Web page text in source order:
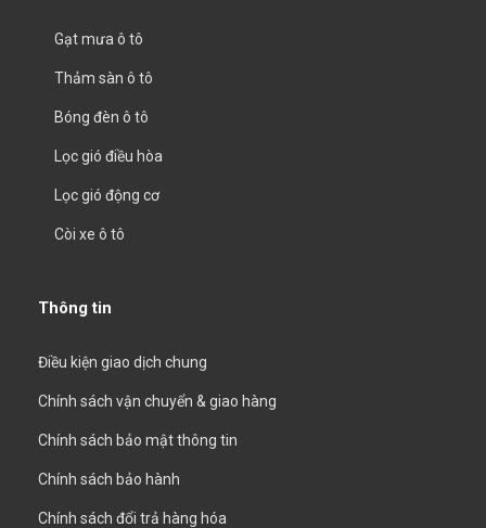
Gạt mưa ô tô
Thảm sàn ô tô
Bóng đèn ô tô
Lọc gió điều hòa
Lọc gió động cơ
Còi xe ô tô
Thông tin
Điều kiện giao dịch chung
Chính sách vận chuyển & giao hàng
Chính sách bảo mật thông tin
Chính sách bảo hành
Chính sách đổi trả hàng hóa